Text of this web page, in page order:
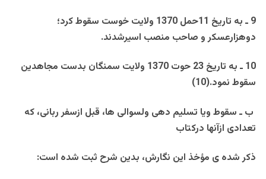
9 ـ به تاريخ 11حمل 1370 ولايت خوست سقوط کرد؛
دوهزارعسکر و صاحب منصب اسيرشدند.
10 ـ به تاريخ 23 حوت 1370 ولايت سمنگان بدست مجاهدين
سقوط نمود.(10)
ب ـ سقوط ويا تسليم دهی ولسوالی ها، قبل ازسفر ربانی، که
تعدادی ازآنها درکتاب
ذکر شده ی مؤخذ اين نگارش، بدين شرح ثبت شده است: